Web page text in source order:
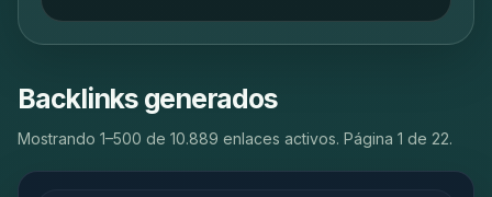
Backlinks generados
Mostrando 1–500 de 10.889 enlaces activos. Página 1 de 22.